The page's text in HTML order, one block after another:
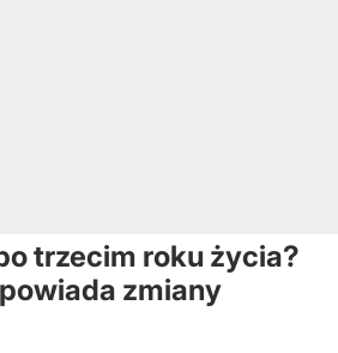
trzecim roku życia?
zmiany